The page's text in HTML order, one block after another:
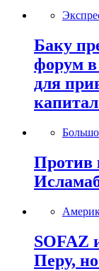
Баку
форум
для
Против
SOFAZ
Перу,